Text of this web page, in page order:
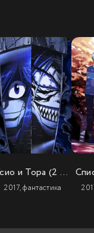
Усио и Тора (2 сезон)
2017, фантастика